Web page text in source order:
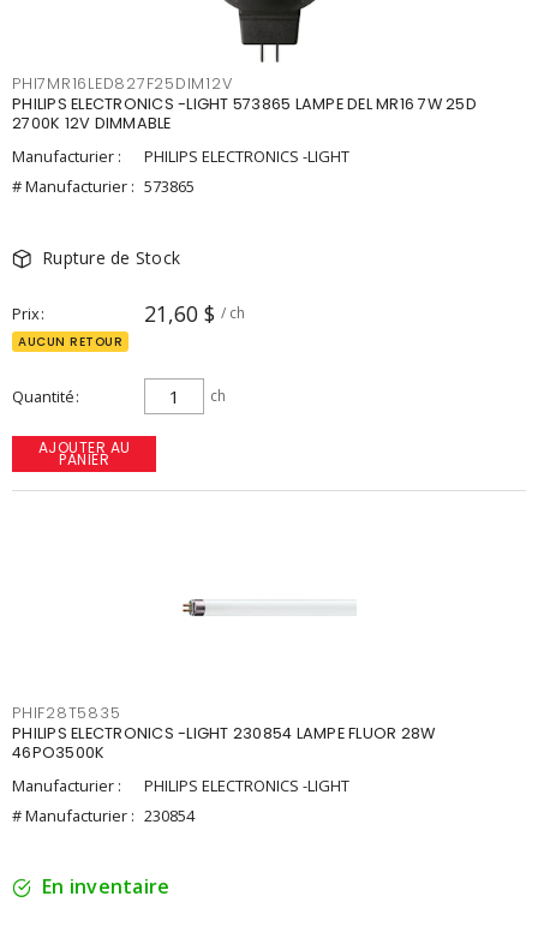
PHI7MR16LED827F25DIM12V
PHILIPS ELECTRONICS -LIGHT 573865 LAMPE DEL MR16 7W 25D
2700K 12V DIMMABLE
Manufacturier :
PHILIPS ELECTRONICS -LIGHT
# Manufacturier : 573865
Rupture de Stock
Prix 21,60 $ / ch
AUCUN RETOUR
Quantité ch
AJOUTER AU
PANIER
PHIF28T5835
PHILIPS ELECTRONICS -LIGHT 230854 LAMPE FLUOR 28W
46PO3500K
Manufacturier :
PHILIPS ELECTRONICS -LIGHT
# Manufacturier : 230854
En inventaire